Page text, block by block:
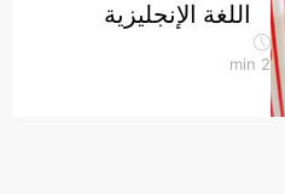
اللغة الإنجليزية
2
min